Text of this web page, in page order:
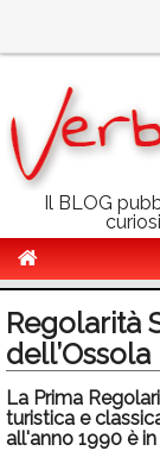
Il BLOG
Politica
Sport
Eventi
Regolarità
dell’Ossola
La Prima
turistica e
all'anno 1990 è